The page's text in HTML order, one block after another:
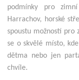
podmínky pro
Harrachov, horské
spoustu možností pro
se o skvělé místo,
dětma nebo jen
chvíle.